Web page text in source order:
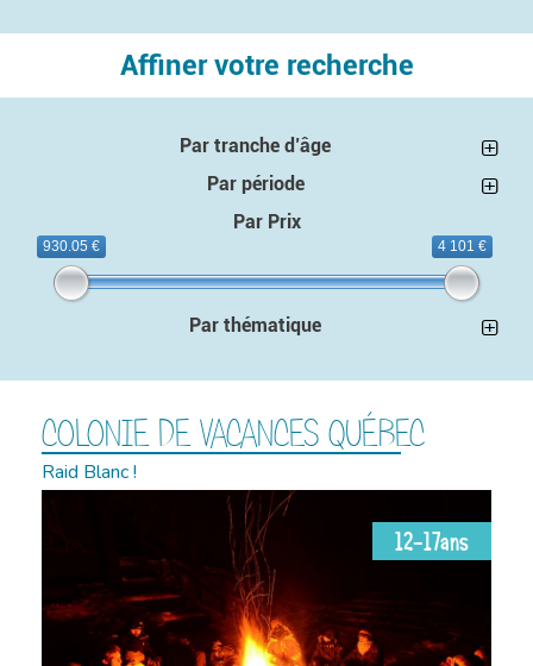
Affiner votre recherche
Par tranche d’âge
Par période
Par Prix
930.05 € 4 101 €
Par thématique
COLONIE DE VACANCES QUÉBEC
Raid Blanc !
12-17ans